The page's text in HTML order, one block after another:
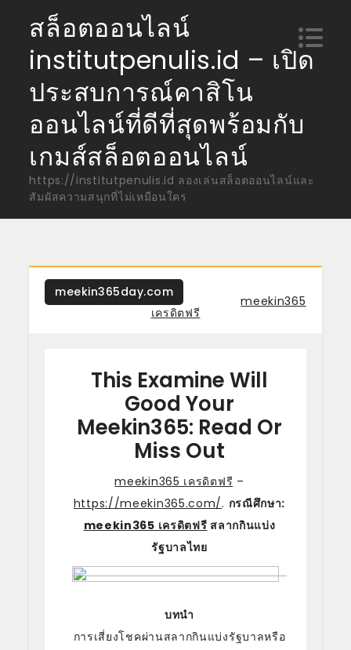
content
สล็อตออนไลน์
institutpenulis.id – เปิด
ประสบการณ์คาสิโน
ออนไลน์ที่ดีที่สุดพร้อมกับ
เกมส์สล็อตออนไลน์
https://institutpenulis.id ลองเล่นสล็อตออนไลน์และ
สัมผัสความสนุกที่ไม่เหมือนใคร
meekin365day.com
Taggedmeekin365
เครดิตฟรี
This Examine Will
Good Your
Meekin365: Read Or
Miss Out
meekin365 เครดิตฟรี –
https://meekin365.com/. กรณีศึกษา:
meekin365 เครดิตฟรี สลากกินแบ่ง
รัฐบาลไทย
บทนำ
การเสี่ยงโชคผ่านสลากกินแบ่งรัฐบาลหรือ